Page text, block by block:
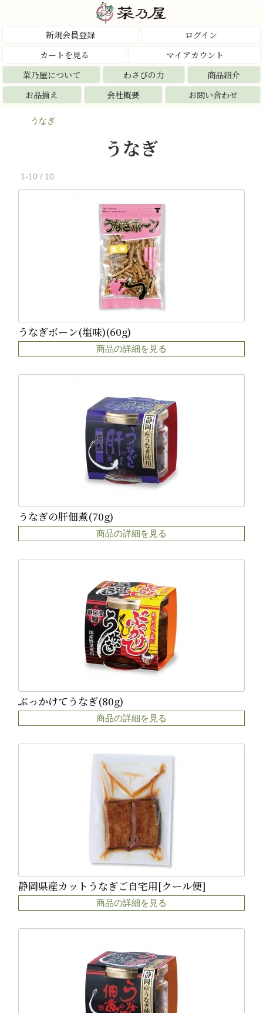
新規会員登録
ログイン
カートを見る
マイアカウント
菜乃屋について
わさびの力
商品紹介
お品揃え
会社概要 お問い合わせ
うなぎ
うなぎ
1-10 / 10
うなぎボーン(塩味)(60g)
商品の詳細を見る
うなぎの肝佃煮(70g)
商品の詳細を見る
ぶっかけてうなぎ(80g)
商品の詳細を見る
静岡県産カットうなぎご自宅用[クール便]
商品の詳細を見る